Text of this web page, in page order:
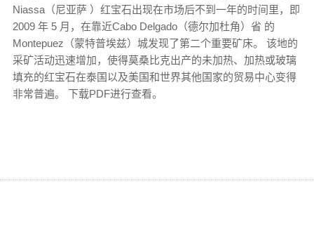
Niassa（尼亚萨 ）红宝石出现在市场后不到一年的时间里，即
2009 年 5 月，在靠近Cabo Delgado（德尔加杜角）省 的
Montepuez（蒙特普埃兹）城发现了第二个重要矿床。 该地的
采矿活动迅速增加，使得莫桑比克出产的未加热、加热或玻璃
填充的红宝石在泰国以及美国和世界其他国家的贸易中心变得
非常普遍。 下载PDF进行查看。